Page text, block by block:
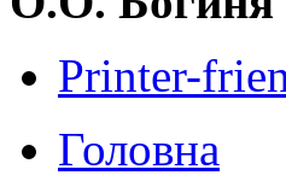
Printer-
Головна